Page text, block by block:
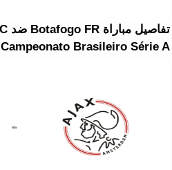
Campeonato Brasileiro Série A والمعلق